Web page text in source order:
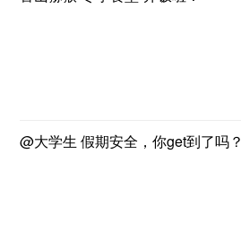
@大学生 假期安全，你get到了吗？